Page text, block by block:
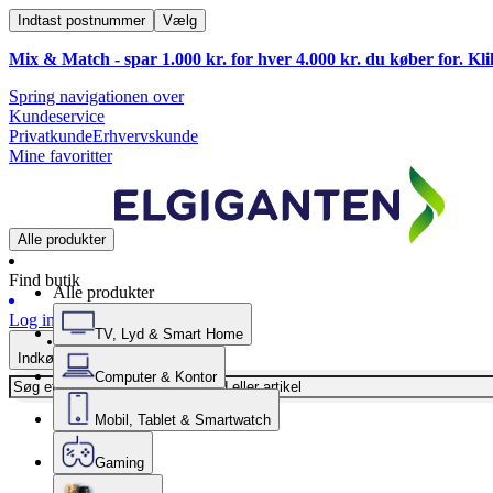
Indtast postnummer Vælg
Mix & Match - spar 1.000 kr. for hver 4.000 kr. du køber for.
Spring navigationen over
Kundeservice
PrivatkundeErhvervskunde
Mine favoritter
Alle produkter
Find butik
Log ind
Indkøbskurv
Alle produkter
TV, Lyd & Smart Home
Computer & Kontor
Mobil, Tablet & Smartwatch
Gaming